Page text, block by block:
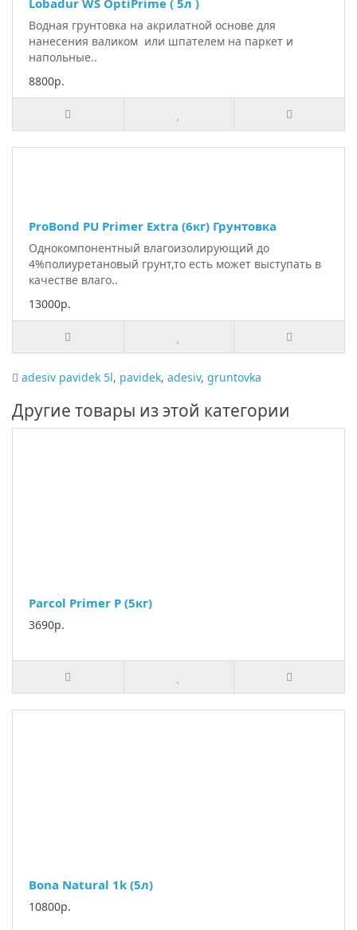
Lobadur WS OptiPrime ( 5л )
Водная грунтовка на акрилатной основе для
нанесения валиком или шпателем на паркет и
напольные..
8800р.
ProBond PU Primer Extra (6кг) Грунтовка
Однокомпонентный влагоизолирующий до
4%полиуретановый грунт,то есть может выступать в
качестве влаго..
13000р.
adesiv pavidek 5l, pavidek, adesiv, gruntovka
Другие товары из этой категории
Parcol Primer P (5кг)
3690р.
Bona Natural 1k (5л)
10800р.